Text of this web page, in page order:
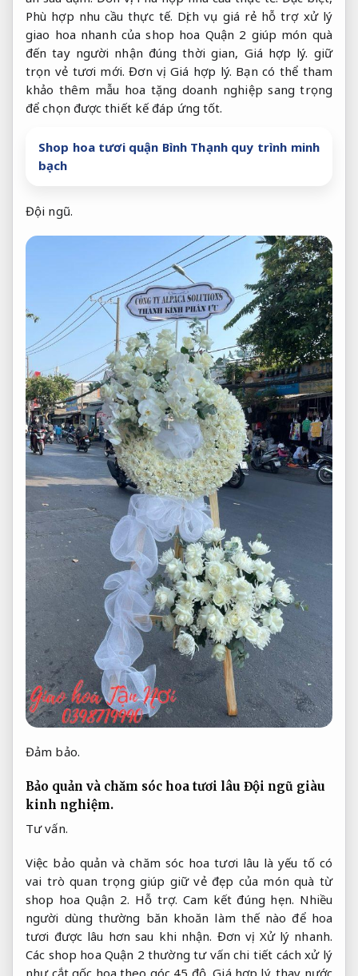
Phù hợp nhu cầu thực tế. Dịch vụ giá rẻ hỗ trợ xử lý
giao hoa nhanh của shop hoa Quận 2 giúp món quà
đến tay người nhận đúng thời gian, Giá hợp lý. giữ
trọn vẻ tươi mới.Đơn vị. Giá hợp lý. Bạn có thể tham
khảo thêm mẫu hoa tặng doanh nghiệp sang trọng
để chọn được thiết kế đáp ứng tốt.
Shop hoa tươi quận Bình Thạnh quy trình minh
bạch
Đội ngũ.
Đảm bảo.
Bảo quản và chăm sóc hoa tươi lâu Đội ngũ giàu
kinh nghiệm.
Tư vấn.
Việc bảo quản và chăm sóc hoa tươi lâu là yếu tố có
vai trò quan trọng giúp giữ vẻ đẹp của món quà từ
shop hoa Quận 2. Hỗ trợ. Cam kết đúng hẹn. Nhiều
người dùng thường băn khoăn làm thế nào để hoa
tươi được lâu hơn sau khi nhận. Đơn vị. Xử lý nhanh.
Các shop hoa Quận 2 thường tư vấn chi tiết cách xử lý
như cắt gốc hoa theo góc 45 độ,Giá hợp lý. thay nước